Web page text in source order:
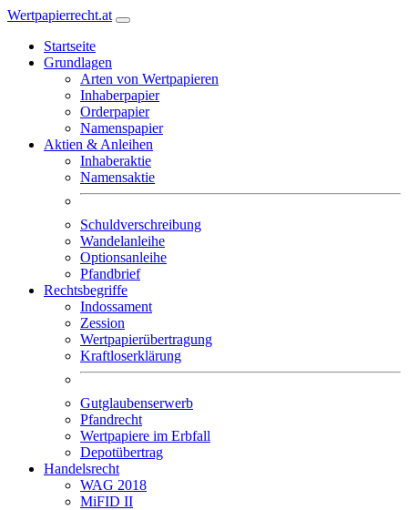
Wertpapierrecht.at
Startseite
Grundlagen
Arten von Wertpapieren
Inhaberpapier
Orderpapier
Namenspapier
Aktien & Anleihen
Inhaberaktie
Namensaktie
Schuldverschreibung
Wandelanleihe
Optionsanleihe
Pfandbrief
Rechtsbegriffe
Indossament
Zession
Wertpapierübertragung
Kraftloserklärung
Gutglaubenserwerb
Pfandrecht
Wertpapiere im Erbfall
Depotübertrag
Handelsrecht
WAG 2018
MiFID II